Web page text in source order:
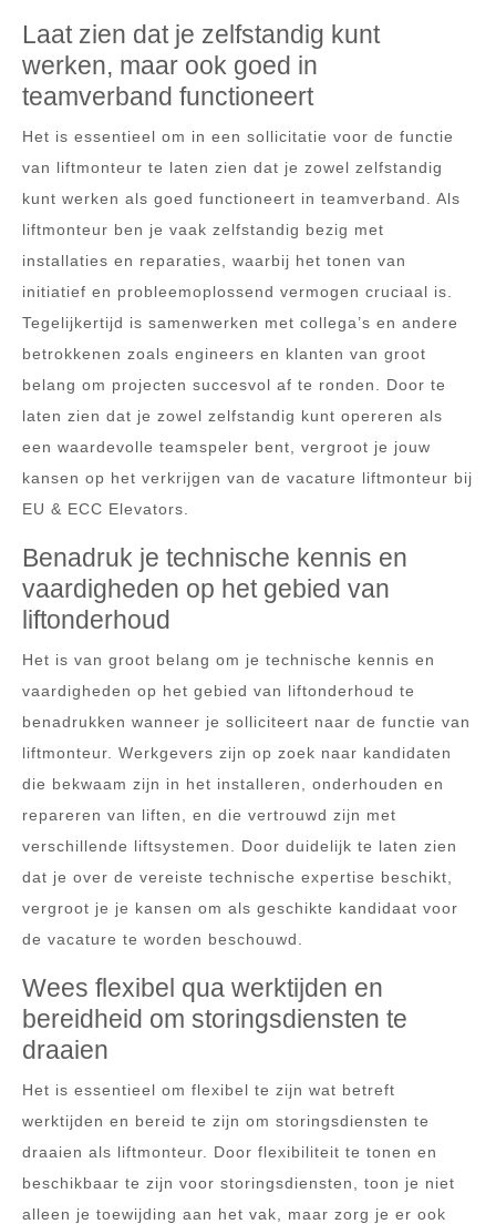
Laat zien dat je zelfstandig kunt
werken, maar ook goed in
teamverband functioneert
Het is essentieel om in een sollicitatie voor de functie
van liftmonteur te laten zien dat je zowel zelfstandig
kunt werken als goed functioneert in teamverband. Als
liftmonteur ben je vaak zelfstandig bezig met
installaties en reparaties, waarbij het tonen van
initiatief en probleemoplossend vermogen cruciaal is.
Tegelijkertijd is samenwerken met collega’s en andere
betrokkenen zoals engineers en klanten van groot
belang om projecten succesvol af te ronden. Door te
laten zien dat je zowel zelfstandig kunt opereren als
een waardevolle teamspeler bent, vergroot je jouw
kansen op het verkrijgen van de vacature liftmonteur bij
EU & ECC Elevators.
Benadruk je technische kennis en
vaardigheden op het gebied van
liftonderhoud
Het is van groot belang om je technische kennis en
vaardigheden op het gebied van liftonderhoud te
benadrukken wanneer je solliciteert naar de functie van
liftmonteur. Werkgevers zijn op zoek naar kandidaten
die bekwaam zijn in het installeren, onderhouden en
repareren van liften, en die vertrouwd zijn met
verschillende liftsystemen. Door duidelijk te laten zien
dat je over de vereiste technische expertise beschikt,
vergroot je je kansen om als geschikte kandidaat voor
de vacature te worden beschouwd.
Wees flexibel qua werktijden en
bereidheid om storingsdiensten te
draaien
Het is essentieel om flexibel te zijn wat betreft
werktijden en bereid te zijn om storingsdiensten te
draaien als liftmonteur. Door flexibiliteit te tonen en
beschikbaar te zijn voor storingsdiensten, toon je niet
alleen je toewijding aan het vak, maar zorg je er ook